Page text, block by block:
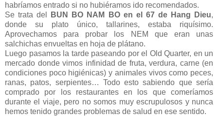
habríamos entrado si no hubiéramos ido recomendados.
Se trata del
BUN BO NAM BO en el 67 de Hang Dieu,
donde su plato único, tallarines, estaba riquísimo.
Aprovechamos para probar los NEM que eran unas
salchichas envueltas en hoja de plátano.
Luego pasamos la tarde paseando por el Old Quarter, en un
mercado donde vimos infinidad de fruta, verdura, carne (en
condiciones poco higiénicas) y animales vivos como peces,
ranas, patos, serpientes… Todo esto sabiendo que sería
comprado por los restaurantes en los que comeríamos
durante el viaje, pero no somos muy escrupulosos y nunca
hemos tenido grandes problemas de salud en ese sentido.